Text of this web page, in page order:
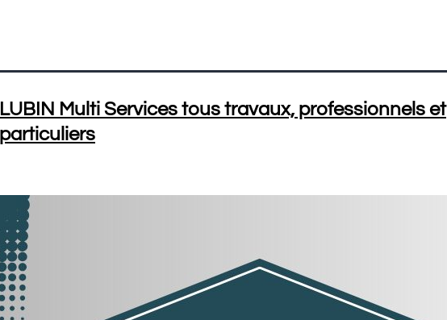
LUBIN Multi Services tous travaux, professionnels et
particuliers